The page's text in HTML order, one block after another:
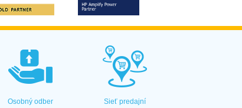
Osobný odber Sieť predajní